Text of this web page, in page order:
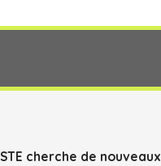
PARTENAIRES CONTACT
cherche de nouveaux